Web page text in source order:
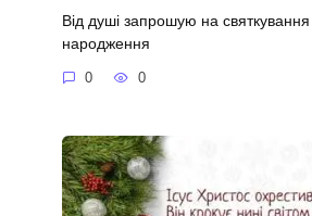
Від душі запрошую на
народження
0 0